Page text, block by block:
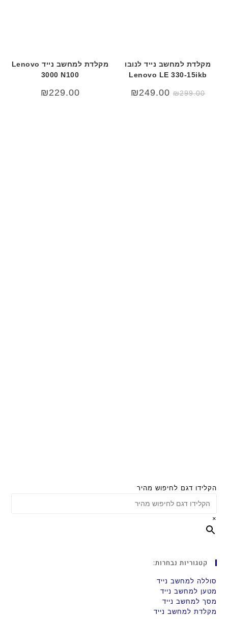
מקלדת למחשב נייד לנובו
Lenovo LE 330-15ikb
₪299.00
המחיר
המקורי
₪249.00
מקלדת למחשב נייד Lenovo
3000 N100
₪229.00
הקלידו דגם לחיפוש מהיר
×
קטגוריות נבחרות:
סוללה למחשב נייד
מטען למחשב נייד
מסך למחשב נייד
מקלדת למחשב נייד